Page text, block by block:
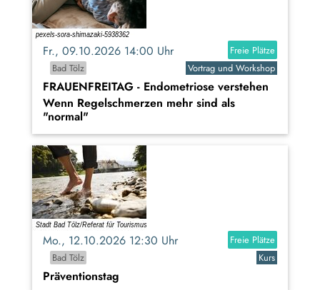
Fr., 09.10.2026 14:00 Uhr
Freie Plätze
Bad Tölz
Vortrag und Workshop
FRAUENFREITAG - Endometriose verstehen
Wenn Regelschmerzen mehr sind als
"normal"
Mo., 12.10.2026 12:30 Uhr
Freie Plätze
Bad Tölz
Kurs
Präventionstag